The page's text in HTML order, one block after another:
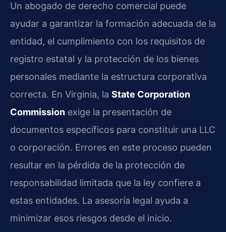
Un abogado de derecho comercial puede
ayudar a garantizar la formación adecuada de la
entidad, el cumplimiento con los requisitos de
registro estatal y la protección de los bienes
personales mediante la estructura corporativa
correcta. En Virginia, la State Corporation
Commission exige la presentación de
documentos específicos para constituir una LLC
o corporación. Errores en este proceso pueden
resultar en la pérdida de la protección de
responsabilidad limitada que la ley confiere a
estas entidades. La asesoría legal ayuda a
minimizar esos riesgos desde el inicio.